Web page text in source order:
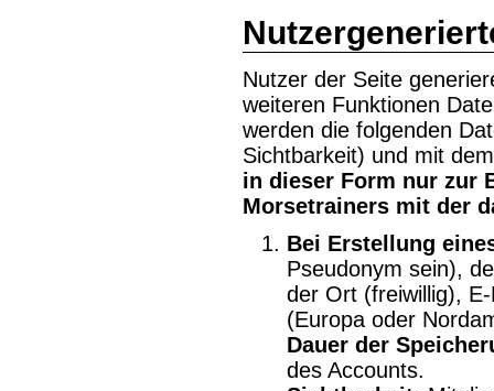
Nutzer der Seite
weiteren Funktionen
werden die folgenden
Sichtbarkeit) und mit
in dieser Form nur zur
Morsetrainers mit der
Bei Erstellung
Pseudonym sein),
der Ort (freiwillig),
(Europa oder
Dauer der
des Accounts.